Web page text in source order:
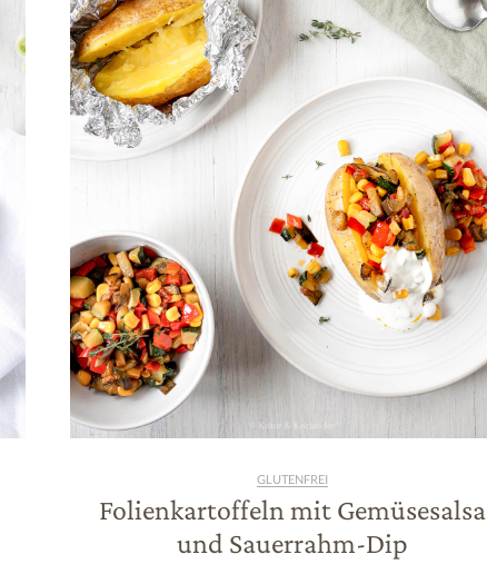
GLUTENFREI
Folienkartoffeln mit Gemüsesalsa
und Sauerrahm-Dip